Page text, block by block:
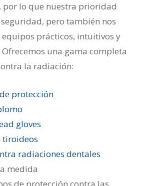
por lo que nuestra prioridad
pero también nos
prácticos, intuitivos y
una gama completa
la radiación:
protección
gloves
tiroideos
radiaciones dentales
medida
de protección contra las